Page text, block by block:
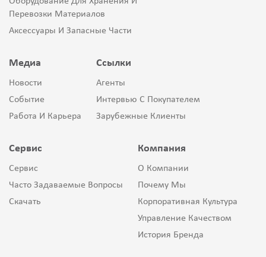
Перевозки Материалов
Аксессуары И Запасные Части
Медиа
Новости
Событие
Работа И Карьера
Ссылки
Агенты
Интервью С Покупателем
Зарубежные Клиенты
Сервис
Сервис
Часто Задаваемые Вопросы
Скачать
Компания
О Компании
Почему Мы
Корпоративная Культура
Управление Качеством
История Бренда